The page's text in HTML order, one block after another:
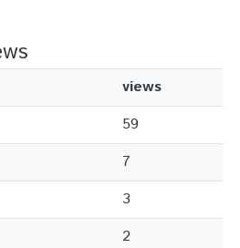
views
59
7
3
2